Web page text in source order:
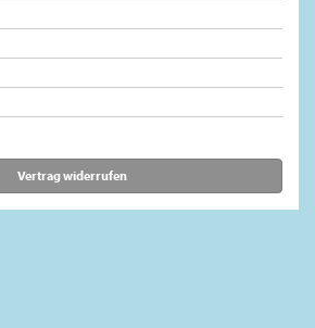
Vertrag widerrufen